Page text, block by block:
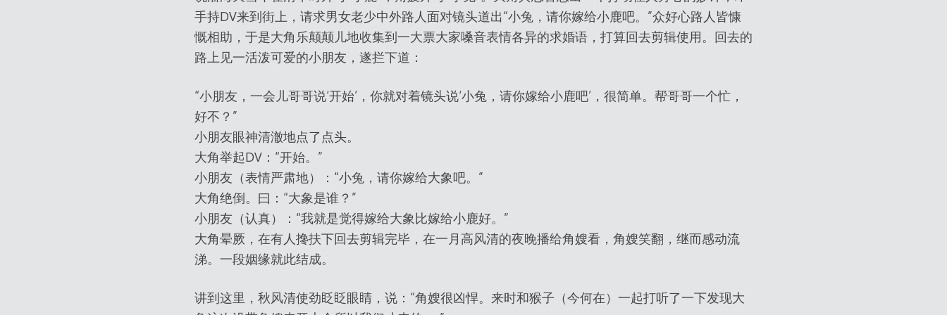
手持DV来到街上，请求男女老少中外路人面对镜头道出“小兔，请你嫁给小鹿吧。”众好心路人皆慷
慨相助，于是大角乐颠颠儿地收集到一大票大家嗓音表情各异的求婚语，打算回去剪辑使用。回去的
路上见一活泼可爱的小朋友，遂拦下道：
“小朋友，一会儿哥哥说‘开始’，你就对着镜头说‘小兔，请你嫁给小鹿吧’，很简单。帮哥哥一个忙，
好不？”
小朋友眼神清澈地点了点头。
大角举起DV：“开始。”
小朋友（表情严肃地）：“小兔，请你嫁给大象吧。”
大角绝倒。曰：“大象是谁？”
小朋友（认真）：“我就是觉得嫁给大象比嫁给小鹿好。”
大角晕厥，在有人搀扶下回去剪辑完毕，在一月高风清的夜晚播给角嫂看，角嫂笑翻，继而感动流
涕。一段姻缘就此结成。
讲到这里，秋风清使劲眨眨眼睛，说：“角嫂很凶悍。来时和猴子（今何在）一起打听了一下发现大